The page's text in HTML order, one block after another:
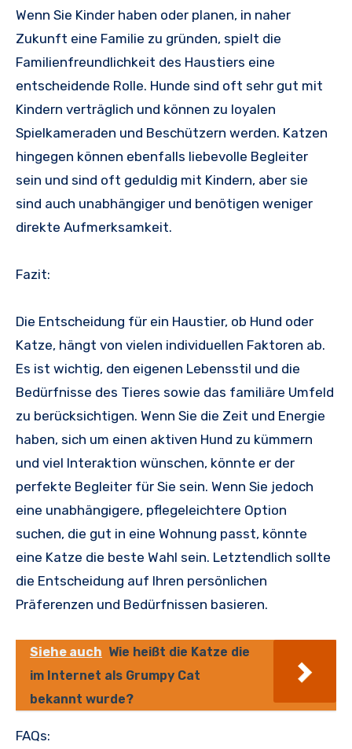
Wenn Sie Kinder haben oder planen, in naher
Zukunft eine Familie zu gründen, spielt die
Familienfreundlichkeit des Haustiers eine
entscheidende Rolle. Hunde sind oft sehr gut mit
Kindern verträglich und können zu loyalen
Spielkameraden und Beschützern werden. Katzen
hingegen können ebenfalls liebevolle Begleiter
sein und sind oft geduldig mit Kindern, aber sie
sind auch unabhängiger und benötigen weniger
direkte Aufmerksamkeit.
Fazit:
Die Entscheidung für ein Haustier, ob Hund oder
Katze, hängt von vielen individuellen Faktoren ab.
Es ist wichtig, den eigenen Lebensstil und die
Bedürfnisse des Tieres sowie das familiäre Umfeld
zu berücksichtigen. Wenn Sie die Zeit und Energie
haben, sich um einen aktiven Hund zu kümmern
und viel Interaktion wünschen, könnte er der
perfekte Begleiter für Sie sein. Wenn Sie jedoch
eine unabhängigere, pflegeleichtere Option
suchen, die gut in eine Wohnung passt, könnte
eine Katze die beste Wahl sein. Letztendlich sollte
die Entscheidung auf Ihren persönlichen
Präferenzen und Bedürfnissen basieren.
Siehe auch Wie heißt die Katze die
im Internet als Grumpy Cat
bekannt wurde?
FAQs: